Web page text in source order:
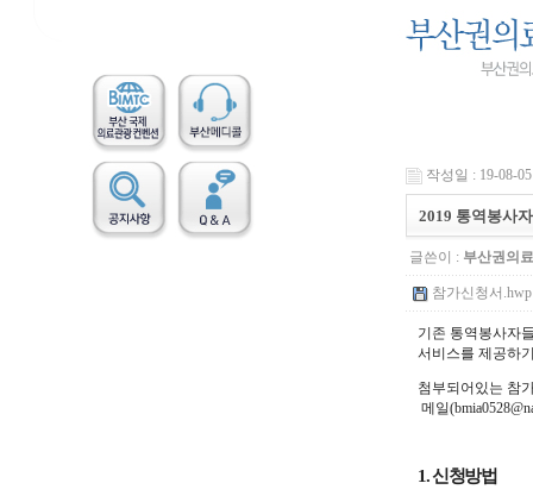
작성일 : 19-08-
2019 통역봉사
글쓴이 : 부산권의
참가신청서
기존 통역봉사자
서비스를 제공하
첨부되어있는 참
메일
1.신청방법